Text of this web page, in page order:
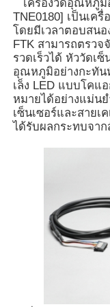
เครื่องวัดอุณหภูมิ
TNE0180] เป็นเค
โดยมีเวลาตอบสน
FTK สามารถตรว
รวดเร็วได้ หัววัดเ
อุณหภูมิอย่างกะทั
เล็ง LED แบบโคแ
หมายได้อย่างแม่น
เซ็นเซอร์และสายเ
ได้รับผลกระทบจา